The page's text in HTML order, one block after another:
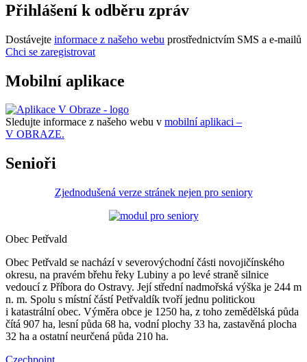
Přihlášení k odběru zpráv
Dostávejte informace z našeho webu prostřednictvím SMS a e-mailů
Chci se zaregistrovat
Mobilní aplikace
Sledujte informace z našeho webu v mobilní aplikaci –
V OBRAZE.
Senioři
Zjednodušená verze stránek nejen pro seniory
Obec Petřvald
Obec Petřvald se nachází v severovýchodní části novojičínského
okresu, na pravém břehu řeky Lubiny a po levé straně silnice
vedoucí z Příbora do Ostravy. Její střední nadmořská výška je 244 m
n. m. Spolu s místní částí Petřvaldík tvoří jednu politickou
i katastrální obec. Výměra obce je 1250 ha, z toho zemědělská půda
čítá 907 ha, lesní půda 68 ha, vodní plochy 33 ha, zastavěná plocha
32 ha a ostatní neurčená půda 210 ha.